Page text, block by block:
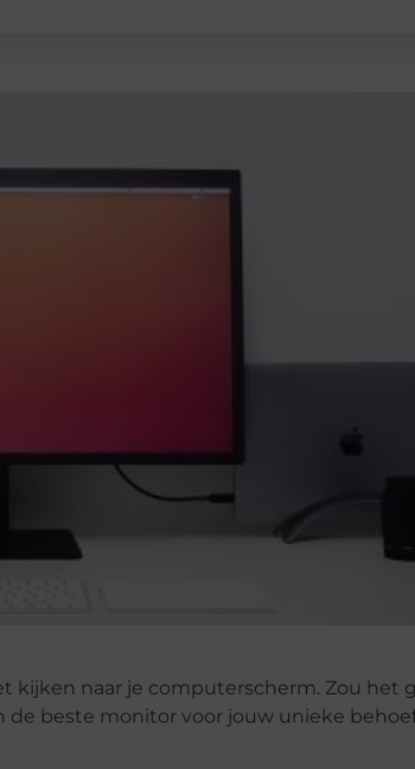
kijken naar je computerscherm. Zou het
beste monitor voor jouw unieke